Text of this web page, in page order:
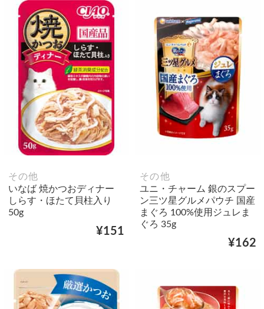
その他
いなば 焼かつおディナー
しらす・ほたて貝柱入り
50g
¥151
その他
ユニ・チャーム 銀のスプー
ン三ツ星グルメパウチ 国産
まぐろ 100%使用ジュレま
ぐろ 35g
¥162